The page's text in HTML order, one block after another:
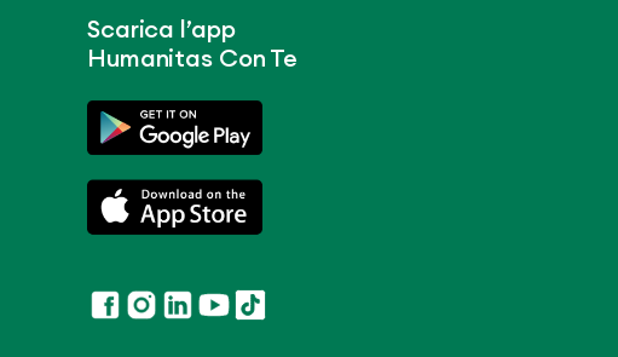
Scarica l’app
Humanitas Con Te